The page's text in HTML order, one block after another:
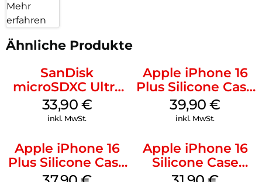
Mehr
erfahren
Ähnliche Produkte
SanDisk
microSDXC Ultra
128 GB + Adapter
Mobile
33,90 €
inkl. MwSt.
Apple iPhone 16
Plus Silicone Case
MagSafe Plum
39,90€
inkl. MwSt.
Apple iPhone 16
Plus Silicone Case
MagSafe Lake
Apple iPhone 16
Silicone Case
MagSafe Fuchsia